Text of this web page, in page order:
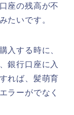
座の残高が不
たいです。
入する時に、
銀行口座に入
れば、髪萌育
ラーがでなく